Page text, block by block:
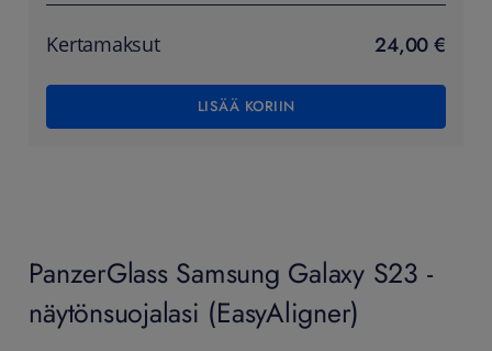
Kertamaksut 24,00 €
LISÄÄ KORIIN
PanzerGlass Samsung Galaxy S23 -
näytönsuojalasi (EasyAligner)